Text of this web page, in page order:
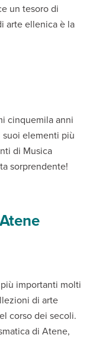
un tesoro di
arte ellenica è la
cinquemila anni
suoi elementi più
di Musica
sorprendente!
importanti molti
di arte
corso dei secoli.
di Atene,